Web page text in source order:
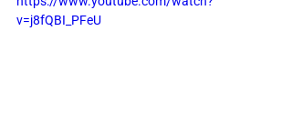
v=j8fQBI_PFeU